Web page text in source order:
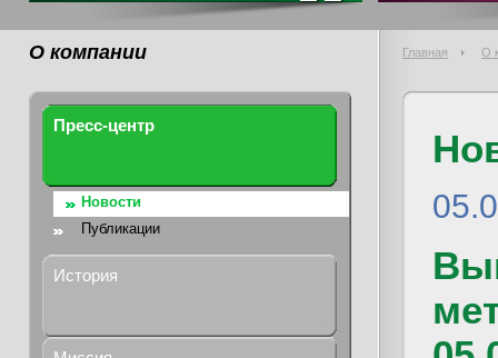
О компании Главная О
Пресс-центр
Новости
Публикации
История